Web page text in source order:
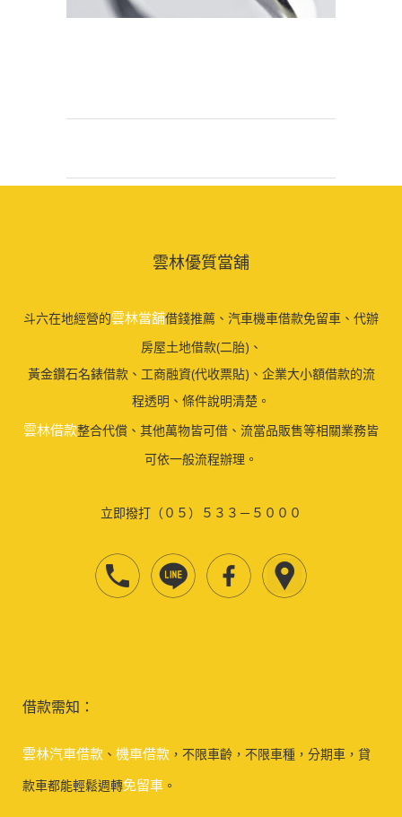
雲林優質當舖
斗六在地經營的雲林當舖借錢推薦、汽車機車借款免留車、代辦
房屋土地借款(二胎)、
黃金鑽石名錶借款、工商融資(代收票貼)、企業大小額借款的流
程透明、條件說明清楚。
雲林借款整合代償、其他萬物皆可借、流當品販售等相關業務皆
可依一般流程辦理。
立即撥打（０５）５３３－５０００
借款需知：
雲林汽車借款 、 機車借款 ，不限車齡，不限車種，分期車，貸
款車都能輕鬆週轉免留車 。